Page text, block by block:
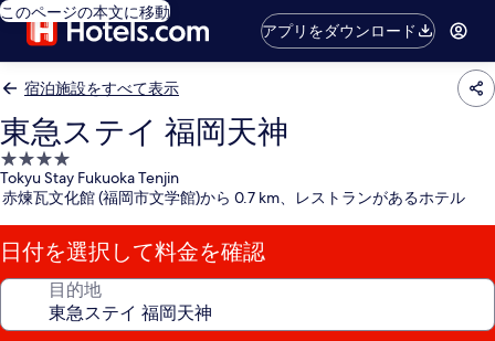
このページの本文に移動
アプリをダウンロード
宿泊施設をすべて表示
東急ステイ 福岡天神
4.0
つ
星
宿
泊
施
Tokyu Stay Fukuoka Tenjin
赤煉瓦文化館 (福岡市文学館)から 0.7 km、レストランがあるホテル
日付を選択して料金を確認
目的地